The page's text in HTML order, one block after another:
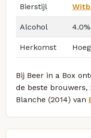
Bierstijl
Alcohol 4.0%
Herkomst
Bij Beer in a Box
de beste brouwers,
Blanche (2014) van